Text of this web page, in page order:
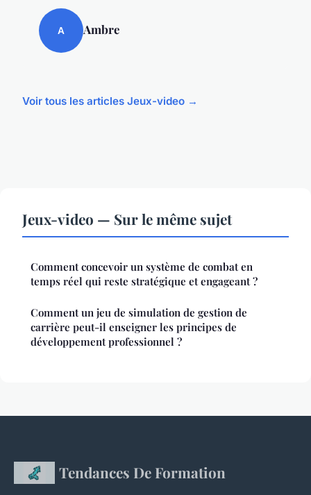
A Ambre
Voir tous les articles Jeux-video →
Jeux-video — Sur le même sujet
Comment concevoir un système de combat en
temps réel qui reste stratégique et engageant ?
Comment un jeu de simulation de gestion de
carrière peut-il enseigner les principes de
développement professionnel ?
Tendances De Formation